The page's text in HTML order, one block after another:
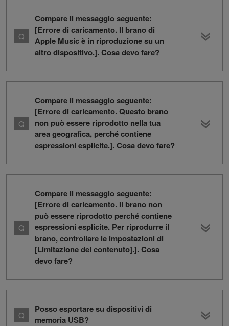
Compare il messaggio seguente:
[Errore di caricamento. Il brano di
Apple Music è in riproduzione su un
altro dispositivo.]. Cosa devo fare?
Compare il messaggio seguente:
[Errore di caricamento. Questo brano
non può essere riprodotto nella tua
area geografica, perché contiene
espressioni esplicite.]. Cosa devo fare?
Compare il messaggio seguente:
[Errore di caricamento. Il brano non
può essere riprodotto perché contiene
espressioni esplicite. Per riprodurre il
brano, controllare le impostazioni di
[Limitazione del contenuto].]. Cosa
devo fare?
Posso esportare su dispositivi di
memoria USB?